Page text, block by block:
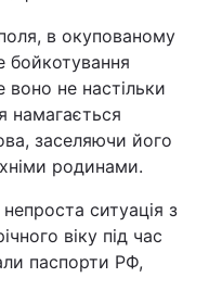
в окупованому
бойкотування
воно не настільки
намагається
заселяючи його
родинами.
ситуація з
віку під час
паспорти РФ,